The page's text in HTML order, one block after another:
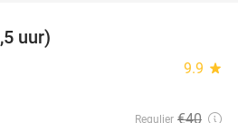
uur)
9.9 star
Regulier €40